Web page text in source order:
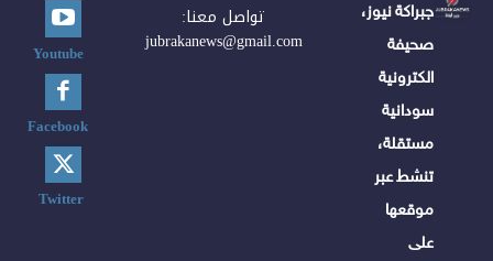
جبراكة نيوز،
صحيفة
الكترونية
سودانية
مستقلة،
تنشط عبر
موقعها
على
تواصل معنا:
jubrakanews@gmail.com
Youtube
Facebook
Twitter